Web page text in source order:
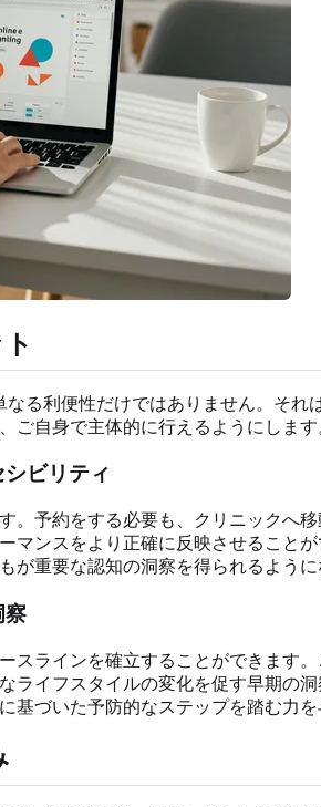
なる利便性だけではありません。そ
ご自身で主体的に行えるようにします
ビリティ
。予約をする必要も、クリニックへ
マンスをより正確に反映させること
が重要な認知の洞察を得られるように
察
スラインを確立することができます
ライフスタイルの変化を促す早期の
基づいた予防的なステップを踏む力を